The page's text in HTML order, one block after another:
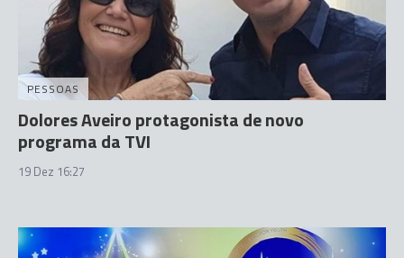
PESSOAS
Dolores Aveiro protagonista de novo
programa da TVI
19 Dez 16:27